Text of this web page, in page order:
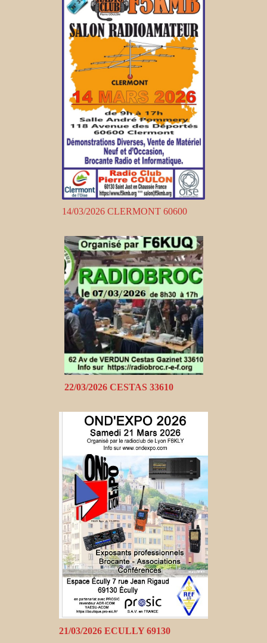
14/03/2026 CLERMONT 60600
22/03/2026 CESTAS 33610
21/03/2026 ECULLY 69130